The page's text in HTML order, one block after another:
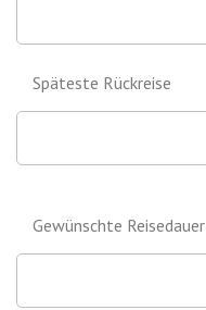
Späteste Rückreise
Gewünschte Reisedauer